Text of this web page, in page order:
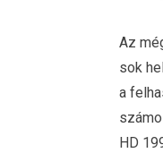
Az
sok
a
HD